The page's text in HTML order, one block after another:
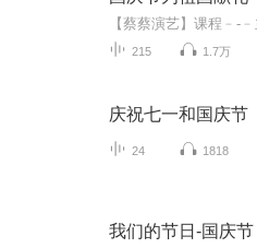
215 1.7万
庆祝七一和国庆节
24 1818
我们的节日-国庆节